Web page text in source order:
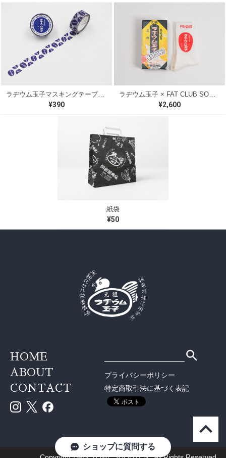
ラヂウム玉子マスキングテープ（青）
¥390
ラヂウム玉子 × FAT CLUB SOCKS（RED）
¥2,600
紙袋
¥50
HOME
ABOUT
CONTACT
プライバシーポリシー
特定商取引法に基づく表記
ショップに質問する